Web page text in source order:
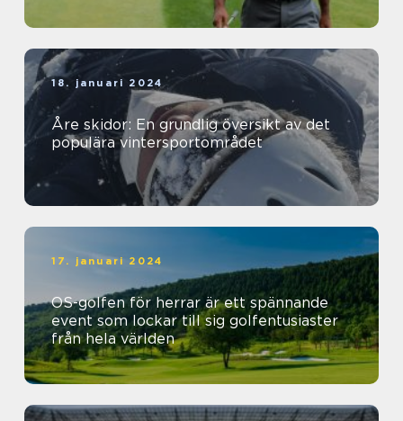
18. januari 2024
Åre skidor: En grundlig översikt av det
populära vintersportområdet
17. januari 2024
OS-golfen för herrar är ett spännande
event som lockar till sig golfentusiaster
från hela världen